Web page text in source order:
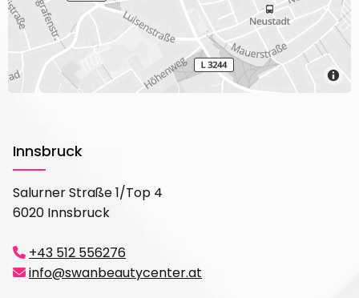
Innsbruck
Salurner Straße 1/Top 4
6020 Innsbruck
 +43 512 556276
 info@swanbeautycenter.at